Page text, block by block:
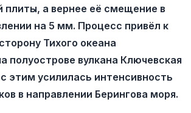
плиты, а вернее её смещение в
на 5 мм. Процесс привёл к
Тихого океана
полуострове вулкана Ключевская
этим усилилась интенсивность
в направлении Берингова моря.